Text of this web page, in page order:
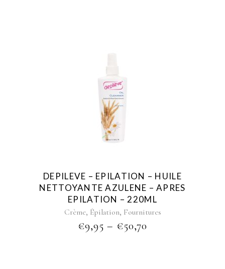
This
chosen
on
the
product
page
DEPILEVE – EPILATION – HUILE
NETTOYANTE AZULENE – APRES
EPILATION – 220ML
Crème, Épilation, Fournitures
€9,95 – €50,70